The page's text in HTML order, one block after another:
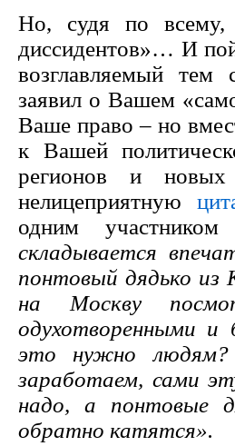
Но, судя по всему,
диссидентов»… И
возглавляемый
заявил о Вашем
Ваше право – но
к Вашей
регионов и
нелицеприятную
одним
складывается
понтовый дядько
на Москву
одухотворенными и
это нужно
заработаем, сами
надо, а понтовые
обратно катятся».